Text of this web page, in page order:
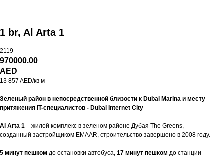
1 br, Al Arta 1
2119
970000.00
AED
13 857 AED/кв м
Зеленый район в непосредственной близости к Dubai Marina и месту
притяжения IT-специалистов - Dubai Internet City
Al Arta 1 – жилой комплекс в зеленом районе Дубая The Greens,
созданный застройщиком EMAAR, строительство завершено в 2008 году.
5 минут пешком до остановки автобуса, 17 минут пешком до станции